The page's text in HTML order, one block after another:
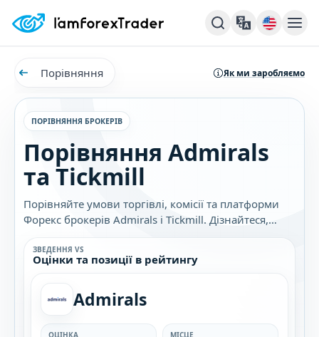
Порівняння Як ми заробляємо
ПОРІВНЯННЯ БРОКЕРІВ
Порівняння Admirals
та Tickmill
Порівняйте умови торгівлі, комісії та платформи
Форекс брокерів Admirals і Tickmill. Дізнайтеся,
який брокер найкраще підходить саме вам.
ЗВЕДЕННЯ VS
Оцінки та позиції в рейтингу
Admirals
ОЦІНКА МІСЦЕ